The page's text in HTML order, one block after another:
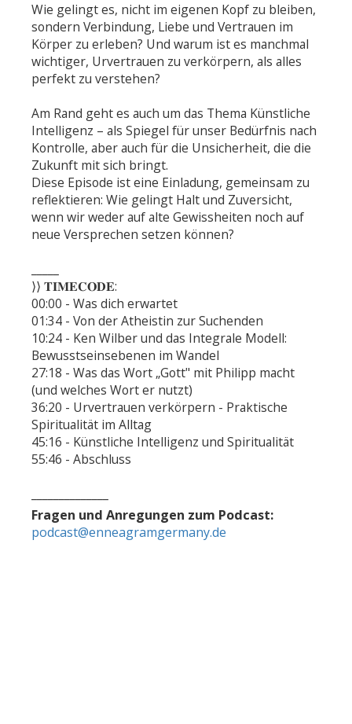
Wie gelingt es, nicht im eigenen Kopf zu bleiben,
sondern Verbindung, Liebe und Vertrauen im
Körper zu erleben? Und warum ist es manchmal
wichtiger, Urvertrauen zu verkörpern, als alles
perfekt zu verstehen?
Am Rand geht es auch um das Thema Künstliche
Intelligenz – als Spiegel für unser Bedürfnis nach
Kontrolle, aber auch für die Unsicherheit, die die
Zukunft mit sich bringt.
Diese Episode ist eine Einladung, gemeinsam zu
reflektieren: Wie gelingt Halt und Zuversicht,
wenn wir weder auf alte Gewissheiten noch auf
neue Versprechen setzen können?
⟩⟩ 𝐓𝐈𝐌𝐄𝐂𝐎𝐃𝐄:
00:00 - Was dich erwartet
01:34 - Von der Atheistin zur Suchenden
10:24 - Ken Wilber und das Integrale Modell:
Bewusstseinsebenen im Wandel
27:18 - Was das Wort „Gott" mit Philipp macht
(und welches Wort er nutzt)
36:20 - Urvertrauen verkörpern - Praktische
Spiritualität im Alltag
45:16 - Künstliche Intelligenz und Spiritualität
55:46 - Abschluss
Fragen und Anregungen zum Podcast:
podcast@enneagramgermany.de